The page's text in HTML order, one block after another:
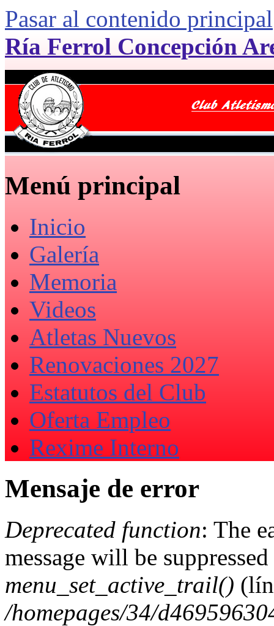
Pasar al contenido principal
Ría Ferrol Concepción
Menú principal
Inicio
Galería
Memoria
Videos
Atletas Nuevos
Renovaciones 2027
Estatutos del Club
Oferta Empleo
Rexime Interno
Mensaje de error
Deprecated function: The
message will be
menu_set_active_trail()
/homepages/34/